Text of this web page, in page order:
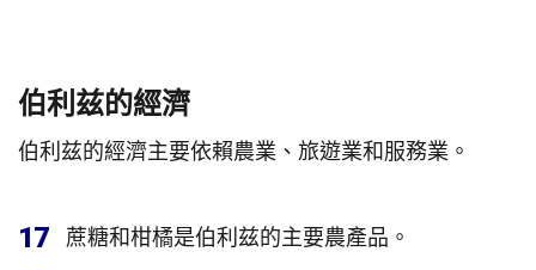
伯利兹的經濟
伯利兹的經濟主要依賴農業、旅遊業和服務業。
17 蔗糖和柑橘是伯利兹的主要農產品。